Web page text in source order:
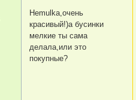
Hemulka,очень
красивый!)а бусинки
мелкие ты сама
делала,или это
покупные?